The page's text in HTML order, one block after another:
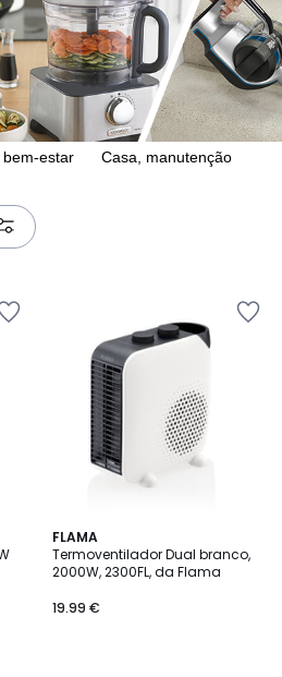
estar Casa, manutenção
FLAMA
Termoventilador Dual branco,
2000W, 2300FL, da Flama
19.99 €